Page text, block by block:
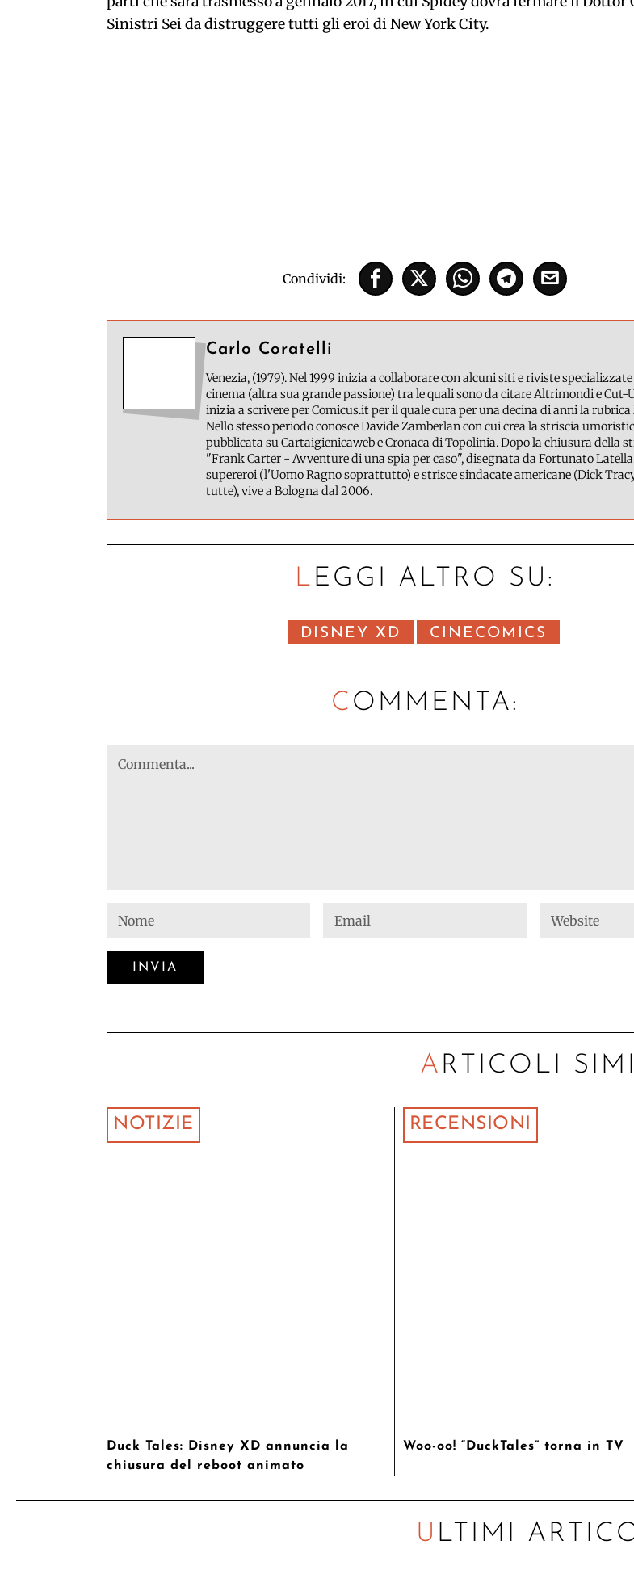
Sinistri Sei da distruggere tutti gli eroi di New York City.
Condividi:
Carlo Coratelli
Venezia, (1979). Nel 1999 inizia a collaborare con alcuni siti e riviste
cinema (altra sua grande passione) tra le quali sono da citare Altrimondi e Cut-
inizia a scrivere per Comicus.it per il quale cura per una decina di anni la rubrica
Nello stesso periodo conosce Davide Zamberlan con cui crea la striscia
pubblicata su Cartaigienicaweb e Cronaca di Topolinia. Dopo la chiusura della
"Frank Carter - Avventure di una spia per caso", disegnata da Fortunato
supereroi (l'Uomo Ragno soprattutto) e strisce sindacate americane (Dick
tutte), vive a Bologna dal 2006.
LEGGI ALTRO SU:
DISNEY XD CINECOMICS
C OMMENTA:
ARTICOLI
NOTIZIE
Duck Tales: Disney XD annuncia la
chiusura del reboot animato
RECENSIONI
Woo-oo! “DuckTales” torna in TV
ULTIMI